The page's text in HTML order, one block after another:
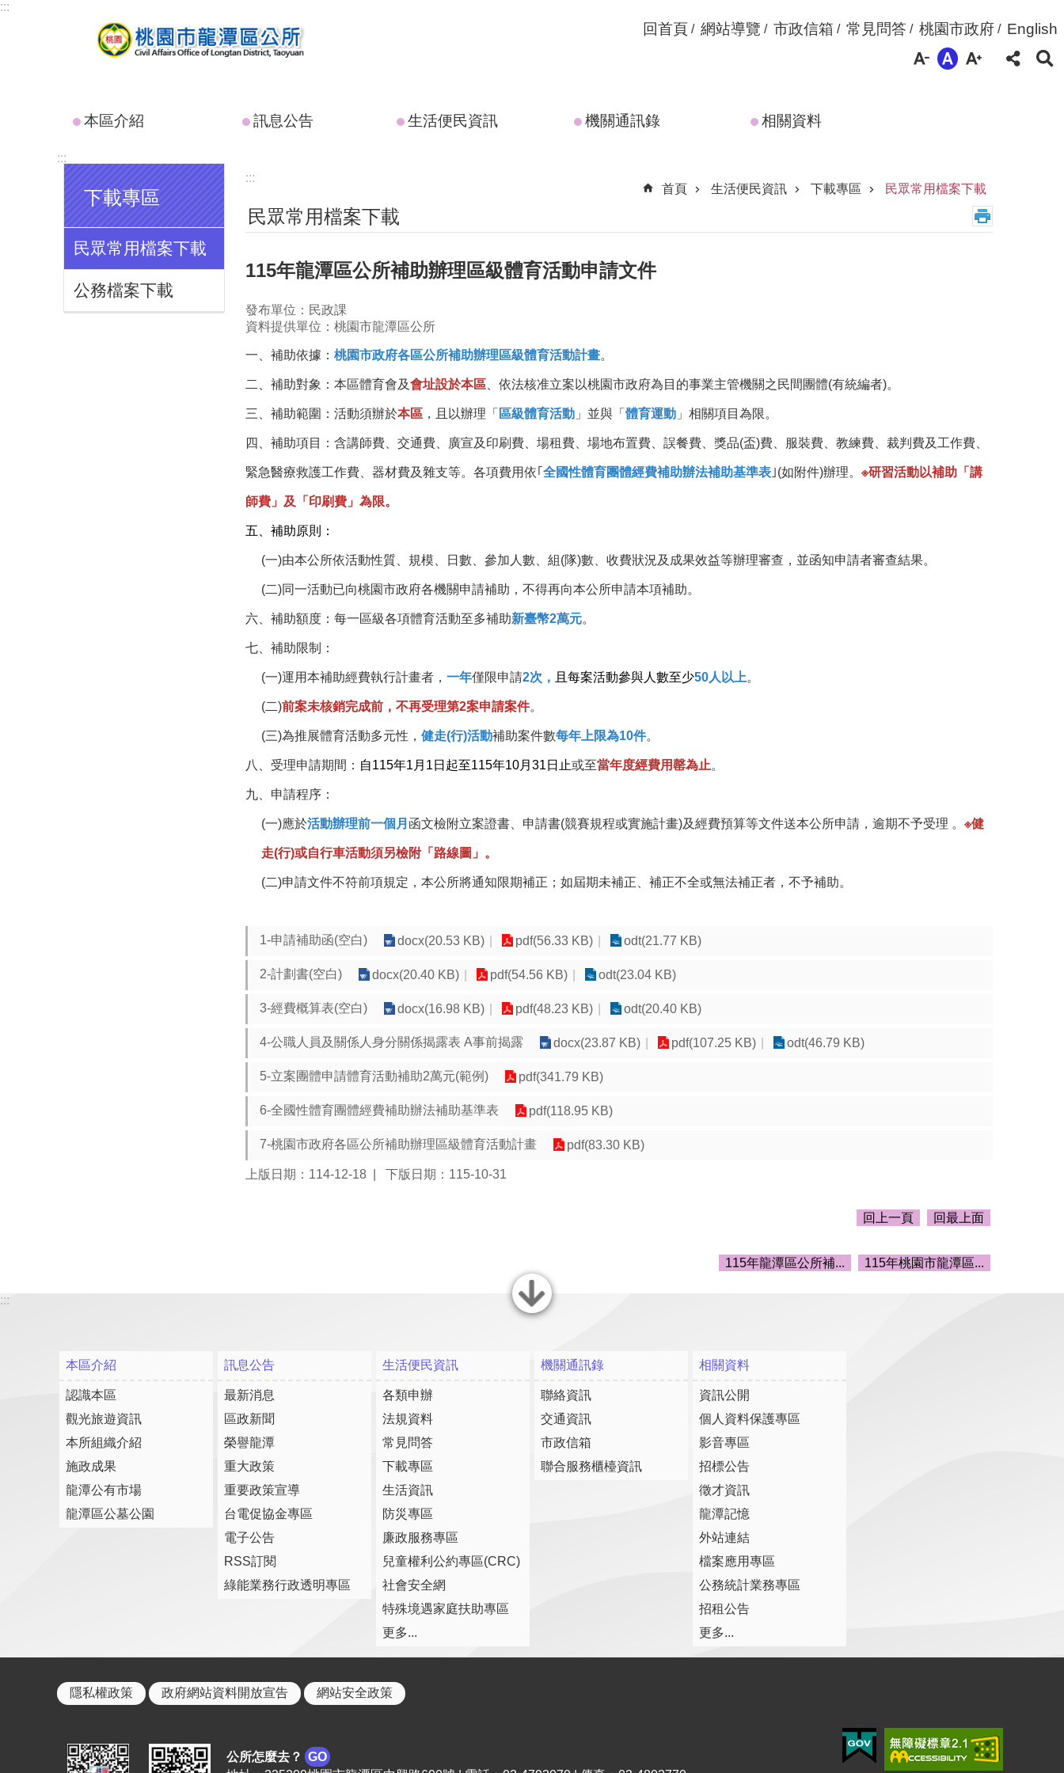
跳到主要內容區塊
:::
回首頁 網站導覽 市政信箱 常見問答 桃園市政府 English
本區介紹 訊息公告 生活便民資訊 機關通訊錄 相關資料
:::
下載專區
民眾常用檔案下載
公務檔案下載
:::
首頁
生活便民資訊 下載專區 民眾常用檔案下載
民眾常用檔案下載
115年龍潭區公所補助辦理區級體育活動申請文件
發布單位：民政課
資料提供單位：桃園市龍潭區公所
一、補助依據： 桃園市政府各區公所補助辦理區級體育活動計畫。
二、補助對象：本區體育會及會址設於本區 、依法核准立案以桃園市政府為目的事業主管機關之民間團體(有統編者)。
三、補助範圍：活動須辦於本區 ，且以辦理「 區級體育活動 」並與「 體育運動 」相關項目為限。
四、補助項目：含講師費、交通費、廣宣及印刷費、場租費、場地布置費、誤餐費、獎品(盃)費、服裝費、教練費、裁判費及工作費、
緊急醫療救護工作費、器材費及雜支等。各項費用依｢ 全國性體育團體經費補助辦法補助基準表 ｣(如附件)辦理。 ※研習活動以補助「講
師費」及「印刷費」為限。
五、補助原則：
(一)由本公所依活動性質、規模、日數、參加人數、組(隊)數、收費狀況及成果效益等辦理審查，並函知申請者審查結果。
(二)同一活動已向桃園市政府各機關申請補助，不得再向本公所申請本項補助。
六、補助額度：每一區級各項體育活動至多補助新臺幣2萬元。
七、補助限制：
(一)運用本補助經費執行計畫者， 一年僅限申請2次 ， 且每案活動參與人數至少50人以上。
(二)前案未核銷完成前，不再受理第2案申請案件。
(三)為推展體育活動多元性， 健走(行)活動補助案件數每年上限為10件。
八、受理申請期間： 自115年1月1日起至115年10月31日止或至當年度經費用罄為止。
九、申請程序：
(一)應於活動辦理前一個月 函文檢附立案證書、申請書(競賽規程或實施計畫)及經費預算等文件送本公所申請，逾期不予受理 。 ※健
走(行)或自行車活動須另檢附「路線圖」。
(二)申請文件不符前項規定，本公所將通知限期補正；如屆期未補正、補正不全或無法補正者，不予補助。
1-申請補助函(空白) docx(20.53 KB) pdf(56.33 KB) odt(21.77 KB)
2-計劃書(空白) docx(20.40 KB) pdf(54.56 KB) odt(23.04 KB)
3-經費概算表(空白) docx(16.98 KB) pdf(48.23 KB) odt(20.40 KB)
4-公職人員及關係人身分關係揭露表 A事前揭露 docx(23.87 KB) pdf(107.25 KB) odt(46.79 KB)
5-立案團體申請體育活動補助2萬元(範例) pdf(341.79 KB)
6-全國性體育團體經費補助辦法補助基準表 pdf(118.95 KB)
7-桃園市政府各區公所補助辦理區級體育活動計畫 pdf(83.30 KB)
上版日期：114-12-18 下版日期：115-10-31
回上一頁 回最上面
115年龍潭區公所補... 115年桃園市龍潭區...
關閉
:::
本區介紹
認識本區
觀光旅遊資訊
本所組織介紹
施政成果
龍潭公有市場
龍潭區公墓公園
訊息公告
最新消息
區政新聞
榮譽龍潭
重大政策
重要政策宣導
台電促協金專區
電子公告
RSS訂閱
綠能業務行政透明專區
生活便民資訊
各類申辦
法規資料
常見問答
下載專區
生活資訊
防災專區
廉政服務專區
兒童權利公約專區(CRC)
社會安全網
特殊境遇家庭扶助專區
更多...
機關通訊錄
聯絡資訊
交通資訊
市政信箱
聯合服務櫃檯資訊
相關資料
資訊公開
個人資料保護專區
影音專區
招標公告
徵才資訊
龍潭記憶
外站連結
檔案應用專區
公務統計業務專區
招租公告
更多...
隱私權政策 政府網站資料開放宣告 網站安全政策
公所怎麼去？
GO